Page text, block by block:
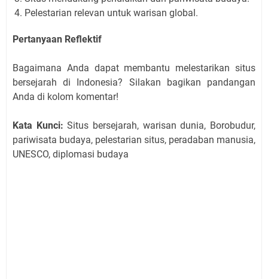
Pelestarian relevan untuk warisan global.
Pertanyaan Reflektif
Bagaimana Anda dapat membantu melestarikan situs
bersejarah di Indonesia? Silakan bagikan pandangan
Anda di kolom komentar!
Kata Kunci: Situs bersejarah, warisan dunia, Borobudur,
pariwisata budaya, pelestarian situs, peradaban manusia,
UNESCO, diplomasi budaya